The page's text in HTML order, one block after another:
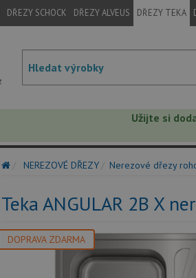
DŘEZY SCHOCK DŘEZY ALVEUS DŘEZY TEKA
Užijte si
NEREZOVÉ DŘEZY Nerezové dřezy
Teka ANGULAR 2B X
DOPRAVA ZDARMA